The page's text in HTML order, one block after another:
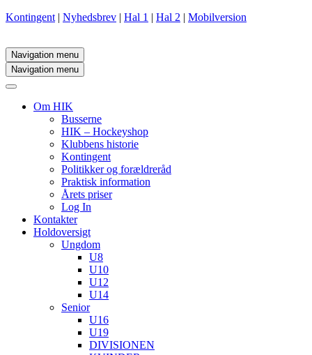
Kontingent | Nyhedsbrev | Hal 1 | Hal 2 | Mobilversion
Navigation menu
Navigation menu
Om HIK
Busserne
HIK – Hockeyshop
Klubbens historie
Kontingent
Politikker og forældreråd
Praktisk information
Årets priser
Log In
Kontakter
Holdoversigt
Ungdom
U8
U10
U12
U14
Senior
U16
U19
DIVISIONEN